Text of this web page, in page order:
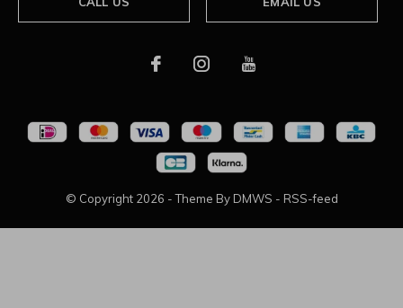
© Copyright 2026 - Theme By DMWS - RSS-feed